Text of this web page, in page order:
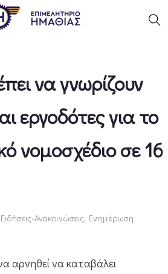
να γνωρίζουν
εργοδότες για το
νομοσχέδιο σε 16
Ειδήσεις-Ανακοινώσεις, Ενημέρωση
αρνηθεί να καταβάλει